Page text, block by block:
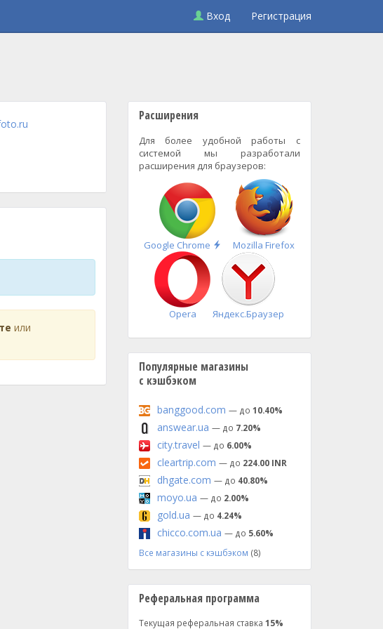
Вход Регистрация
или
Расширения
Для более удобной работы с
системой мы разработали
расширения для браузеров:
Google Chrome
Быстрая
установка
Mozilla Firefox
Opera Яндекс.Браузер
Популярные магазины
с кэшбэком
banggood.com — до 10.40%
answear.ua — до 7.20%
city.travel — до 6.00%
cleartrip.com — до 224.00 INR
dhgate.com — до 40.80%
moyo.ua — до 2.00%
gold.ua — до 4.24%
chicco.com.ua — до 5.60%
Все магазины с кэшбэком (8)
Реферальная программа
Текущая реферальная ставка 15%